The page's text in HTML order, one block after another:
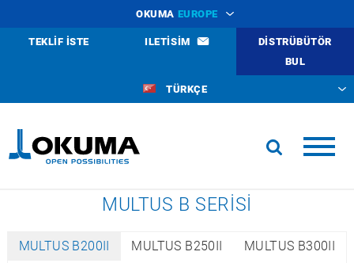
OKUMA EUROPE
TEKLIF ISTE ILETISIM
DISTRÜBÜTÖR
BUL
TÜRKÇE
MULTUS B SERİSİ
MULTUS B200II MULTUS B250II
MULTUS B300II